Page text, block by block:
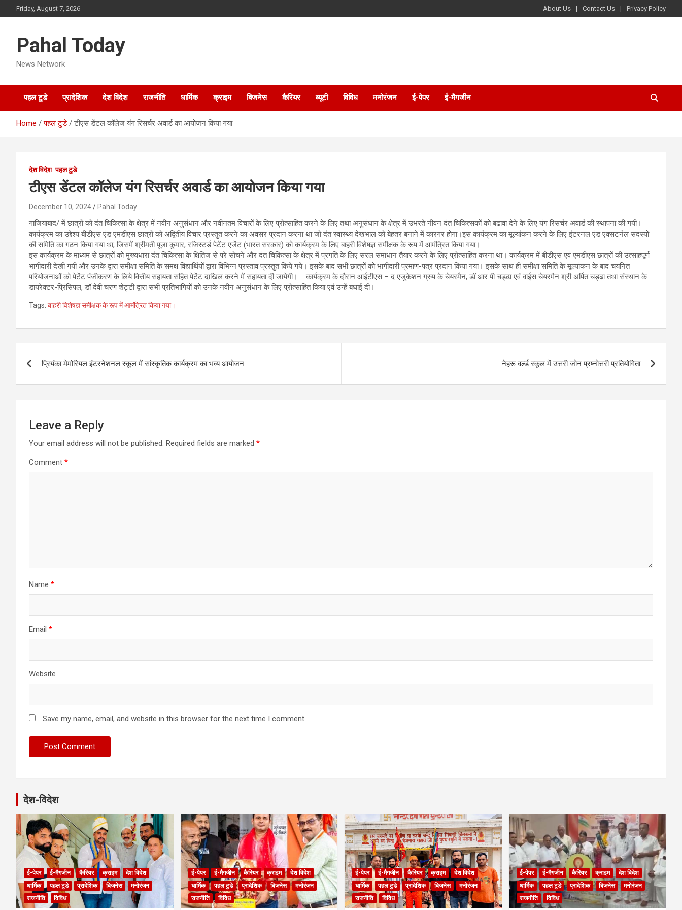
to
Friday, August 7, 2026 About Us Contact Us Privacy Policy
Pahal Today
News Network
पहल टुडे प्रादेशिक देश विदेश राजनीति धार्मिक क्राइम बिजनेस कैरियर ब्यूटी विविध मनोरंजन ई-पेपर ई-मैगजीन
Home पहल टुडे टीएस डेंटल कॉलेज यंग रिसर्चर अवार्ड का आयोजन किया गया
देश विदेश पहल टुडे
टीएस डेंटल कॉलेज यंग रिसर्चर अवार्ड का आयोजन किया गया
December 10, 2024 Pahal Today
गाजियाबाद/ में छात्रों को दंत चिकित्सा के क्षेत्र में नवीन अनुसंधान और नवीनतम विचारों के लिए प्रोत्साहित करने के लिए तथा अनुसंधान के क्षेत्र में उभरते नीवन दंत चिकित्सकों को बढावा देने के लिए यंग रिसर्चर अवार्ड की स्थापना की गयी।
कार्यक्रम का उद्देश्य बीडीएस एंड एमडीएस छात्रों को अद्वितीय विचार प्रस्तुत करने का अवसर प्रदान करना था जो दंत स्वास्थ्य देखभाल को बेहतर बनाने में कारगर होगा।इस कार्यक्रम का मूल्यांकन करने के लिए इंटरनल एंड एक्सटर्नल सदस्यों
की समिति का गठन किया गया था, जिसमें श्रीमती पूजा कुमार, रजिस्टर्ड पेटेंट एजेंट (भारत सरकार) को कार्यक्रम के लिए बाहरी विशेषज्ञ समीक्षक के रूप में आमंत्रित किया गया।
इस कार्यक्रम के माध्यम से छात्रों को मुख्यधारा दंत चिकित्सा के क्षितिज से परे सोचने और दंत चिकित्सा के क्षेत्र में प्रगति के लिए सरल समाधान तैयार करने के लिए प्रोत्साहित करना था। कार्यक्रम में बीडीएस एवं एमडीएस छात्रों की उत्साहपूर्ण
भागीदारी देखी गयी और उनके द्वारा समीक्षा समिति के समक्ष विद्यार्थियों द्वारा विभिन्न प्रस्ताव प्रस्तुत किये गये। इसके बाद सभी छात्रों को भागीदारी प्रमाण-पत्र प्रदान किया गया। इसके साथ ही समीक्षा समिति के मूल्यांकन के बाद चयनित
परियोजनाओं को पेटेंट पंजीकरण के लिये वित्तीय सहायता सहित पेटेंट दाखिल करने में सहायता दी जायेगी। कार्यक्रम के दौरान आईटीएस – द एजुकेशन ग्रुप के चेयरमैन, डॉ आर पी चड्ढा एवं वाईस चेयरमैन श्री अर्पित चड्ढा तथा संस्थान के
डायरेक्टर-प्रिंसिपल, डॉ देवी चरण शेट्टी द्वारा सभी प्रतिभागियों को उनके नवीन अनुसंधान के लिए प्रोत्साहित किया एवं उन्हें बधाई दी।
Tags: बाहरी विशेषज्ञ समीक्षक के रूप में आमंत्रित किया गया।
navigation
प्रियंका मेमोरियल इंटरनेशनल स्कूल में सांस्कृतिक कार्यक्रम का भव्य आयोजन नेहरू वर्ल्ड स्कूल में उत्तरी जोन प्रष्नोत्तरी प्रतियोगिता
Leave a Reply
Your email address will not be published. Required fields are marked *
Comment *
Name *
Email *
Website
Save my name, email, and website in this browser for the next time I comment.
देश-विदेश
ई-पेपर ई-मैगजीन कैरियर क्राइम
देश विदेश
धार्मिक
पहल टुडे प्रादेशिक बिजनेस
मनोरंजन
राजनीति
विविध
ई-पेपर ई-मैगजीन कैरियर क्राइम
देश विदेश
धार्मिक
पहल टुडे प्रादेशिक बिजनेस
मनोरंजन
राजनीति
विविध
ई-पेपर ई-मैगजीन कैरियर क्राइम
देश विदेश
धार्मिक
पहल टुडे प्रादेशिक बिजनेस
मनोरंजन
राजनीति
विविध
ई-पेपर ई-मैगजीन कैरियर क्राइम
देश विदेश
धार्मिक
पहल टुडे प्रादेशिक बिजनेस
मनोरंजन
राजनीति
विविध